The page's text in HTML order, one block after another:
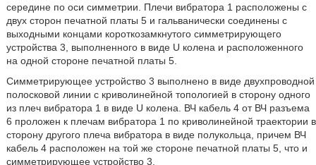
середине по оси симметрии. Плечи вибратора 1 расположены с
двух сторон печатной платы 5 и гальванически соединены с
выходными концами короткозамкнутого симметрирующего
устройства 3, выполненного в виде U колена и расположенного
на одной стороне печатной платы 5.
Симметрирующее устройство 3 выполнено в виде двухпроводной
полосковой линии с криволинейной топологией в сторону одного
из плеч вибратора 1 в виде U колена. ВЧ кабель 4 от ВЧ разъема
6 проложен к плечам вибратора 1 по криволинейной траектории в
сторону другого плеча вибратора в виде полукольца, причем ВЧ
кабель 4 расположен на той же стороне печатной платы 5, что и
симметрирующее устройство 3.